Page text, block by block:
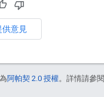
供意見
阿帕契 2.0 授權。詳情請參